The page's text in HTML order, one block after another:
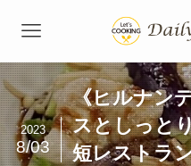
《ヒルナン
スとしっと
短レストラ
2023
8/03